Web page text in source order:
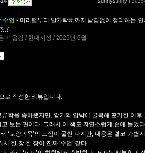
sunnysunny l
수업 - 머리털부터 발가락뼈까지 남김없이 정리하는 인
7
미 옮김 / 현대지성 / 2025년 6월
로 작성한 리뷰입니다.
학을 좋아했지만, 암기의 압박에 굴복해 포기한 이후
보는 편이다. 그래서 이 책도 자연스럽게 손에 들었
‘교양과목’의 느낌이 물씬 나지만, 내용은 결코 가볍
서 한 장 한 장이 진짜 '수업' 같다.